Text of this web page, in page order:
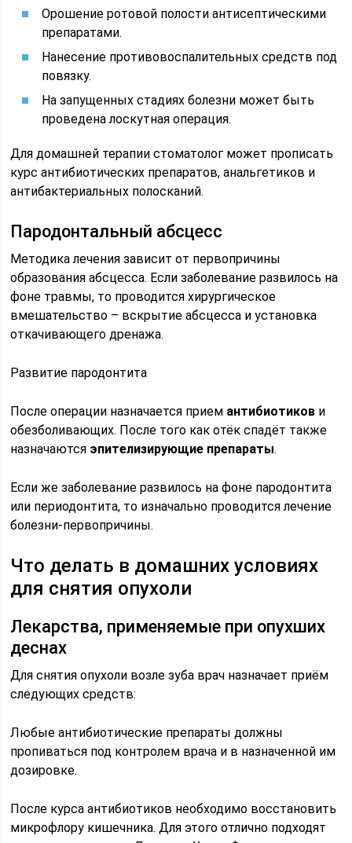
Орошение ротовой полости антисептическими
препаратами.
Нанесение противовоспалительных средств под
повязку.
На запущенных стадиях болезни может быть
проведена лоскутная операция.
Для домашней терапии стоматолог может прописать
курс антибиотических препаратов, анальгетиков и
антибактериальных полосканий.
Пародонтальный абсцесс
Методика лечения зависит от первопричины
образования абсцесса. Если заболевание развилось на
фоне травмы, то проводится хирургическое
вмешательство – вскрытие абсцесса и установка
откачивающего дренажа.
Развитие пародонтита
После операции назначается прием антибиотиков и
обезболивающих. После того как отёк спадёт также
назначаются эпителизирующие препараты.
Если же заболевание развилось на фоне пародонтита
или периодонтита, то изначально проводится лечение
болезни-первопричины.
Что делать в домашних условиях
для снятия опухоли
Лекарства, применяемые при опухших
деснах
Для снятия опухоли возле зуба врач назначает приём
следующих средств:
Любые антибиотические препараты должны
пропиваться под контролем врача и в назначенной им
дозировке.
После курса антибиотиков необходимо восстановить
микрофлору кишечника. Для этого отлично подходят